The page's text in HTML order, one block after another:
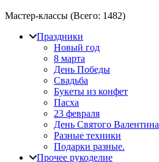
Мастер-классы (Всего: 1482)
Праздники
Новый год
8 марта
День Победы
Свадьба
Букеты из конфет
Пасха
23 февраля
День Святого Валентина
Разные техники
Подарки разные.
Прочее рукоделие